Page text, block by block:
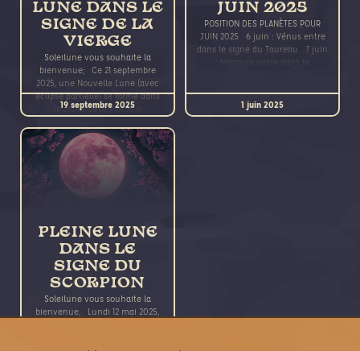
LUNE DANS LE
SIGNE DE LA
VIERGE
Soleilune vous souhaite la
bienvenue; Ce 21 septembre
2025, une Nouvelle Lune (avec
éclipse partielle) se forme dans
le signe de la Vierge à
19 septembre 2025
JUIN 2025
POSITION DES PLANÈTES POUR
JUIN 2025 6 juin : Vénus entre
dans le signe du Taureau 7 juin
: Mercure entre dans le
1 juin 2025
PLEINE LUNE
DANS LE
SIGNE DU
SCORPION
Soleilune vous souhaite la
bienvenue, Lundi 12 mai 2025,